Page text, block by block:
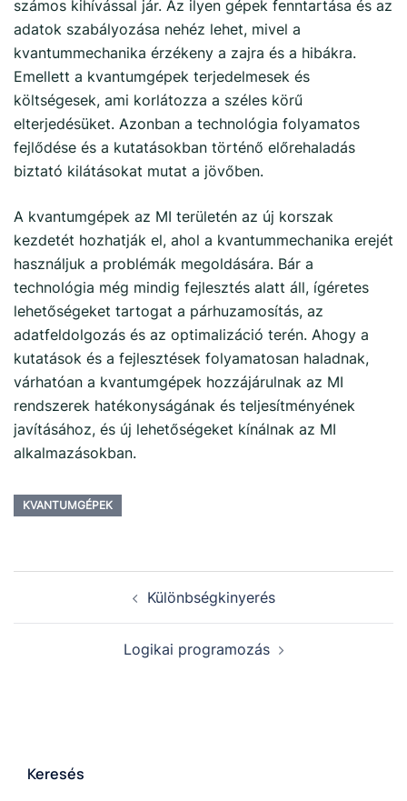
számos kihívással jár. Az ilyen gépek fenntartása és az
adatok szabályozása nehéz lehet, mivel a
kvantummechanika érzékeny a zajra és a hibákra.
Emellett a kvantumgépek terjedelmesek és
költségesek, ami korlátozza a széles körű
elterjedésüket. Azonban a technológia folyamatos
fejlődése és a kutatásokban történő előrehaladás
biztató kilátásokat mutat a jövőben.
A kvantumgépek az MI területén az új korszak
kezdetét hozhatják el, ahol a kvantummechanika erejét
használjuk a problémák megoldására. Bár a
technológia még mindig fejlesztés alatt áll, ígéretes
lehetőségeket tartogat a párhuzamosítás, az
adatfeldolgozás és az optimalizáció terén. Ahogy a
kutatások és a fejlesztések folyamatosan haladnak,
várhatóan a kvantumgépek hozzájárulnak az MI
rendszerek hatékonyságának és teljesítményének
javításához, és új lehetőségeket kínálnak az MI
alkalmazásokban.
KVANTUMGÉPEK
Különbségkinyerés
Logikai programozás
Keresés